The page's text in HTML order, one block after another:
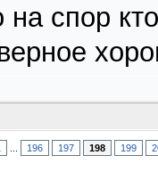
на спор
196 197 198 199